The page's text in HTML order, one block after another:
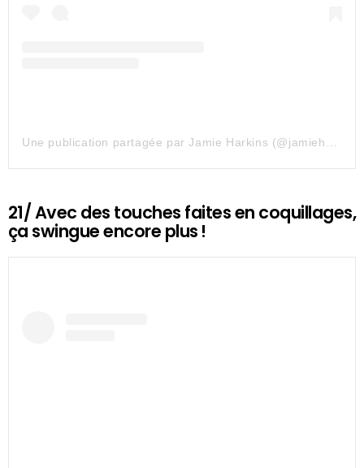
21/ Avec des touches faites en coquillages,
ça swingue encore plus !